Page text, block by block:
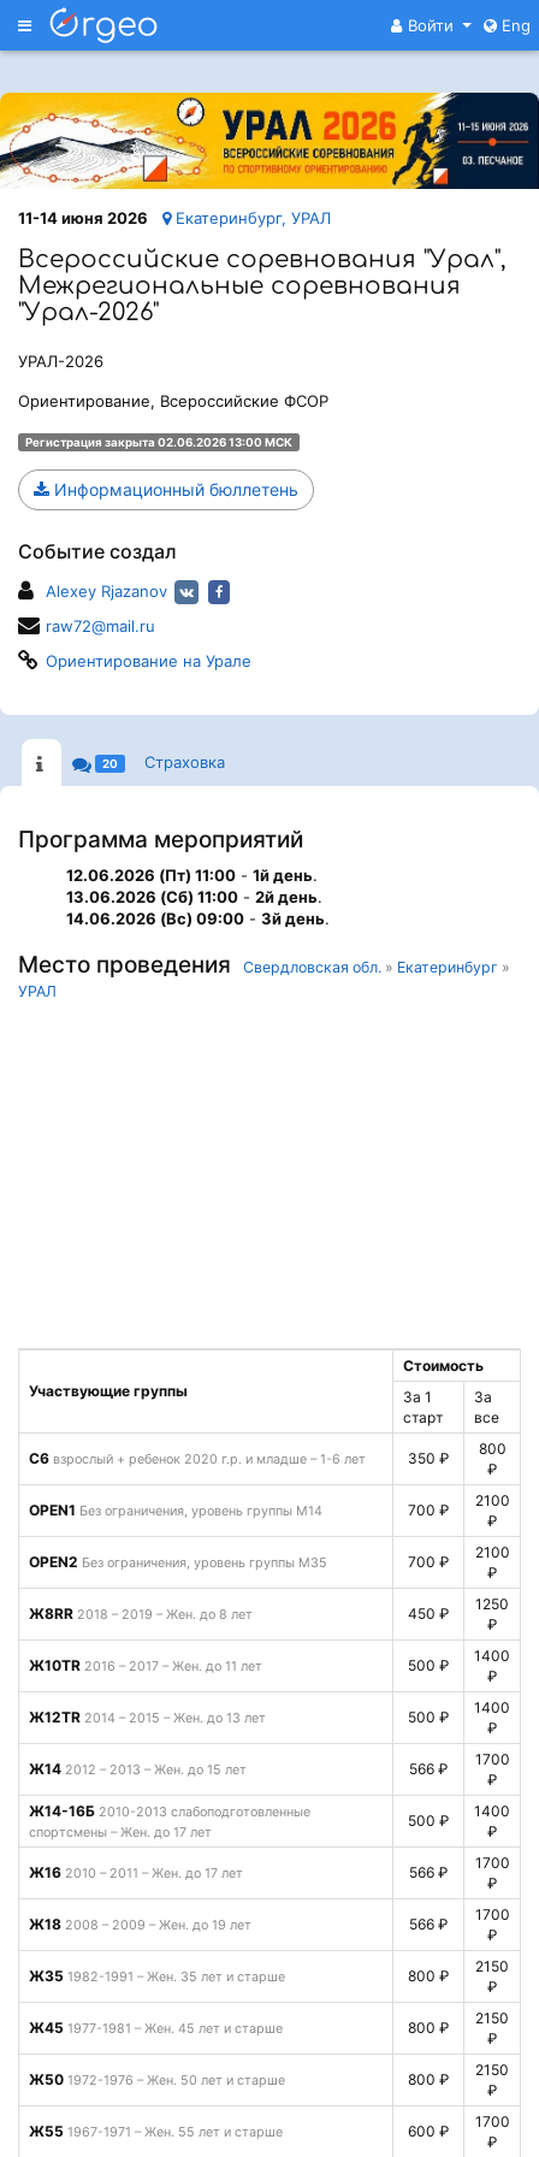
Меню Войти Eng
11-14 июня 2026 Екатеринбург, УРАЛ
Всероссийские соревнования "Урал",
Межрегиональные соревнования
"Урал-2026"
УРАЛ-2026
Ориентирование, Всероссийские ФСОР
Регистрация закрыта 02.06.2026 13:00 МСК
Информационный бюллетень
Событие создал
Alexey Rjazanov
raw72@mail.ru
Ориентирование на Урале
20 Страховка
Программа мероприятий
12.06.2026 (Пт) 11:00 - 1й день.
13.06.2026 (Сб) 11:00 - 2й день.
14.06.2026 (Вс) 09:00 - 3й день.
Место проведения Свердловская обл. » Екатеринбург »
УРАЛ
Участвующие группы
Стоимость
За 1
старт
За
все
C6 взрослый + ребенок 2020 г.р. и младше – 1-6 лет 350 ₽
800
₽
OPEN1 Без ограничения, уровень группы М14 700 ₽
2100
₽
OPEN2 Без ограничения, уровень группы М35 700 ₽
2100
₽
Ж8RR 2018 – 2019 – Жен. до 8 лет 450 ₽
1250
₽
Ж10TR 2016 – 2017 – Жен. до 11 лет 500 ₽
1400
₽
Ж12TR 2014 – 2015 – Жен. до 13 лет 500 ₽
1400
₽
Ж14 2012 – 2013 – Жен. до 15 лет 566 ₽
1700
₽
Ж14-16Б 2010-2013 слабоподготовленные
спортсмены – Жен. до 17 лет
500 ₽
1400
₽
Ж16 2010 – 2011 – Жен. до 17 лет 566 ₽
1700
₽
Ж18 2008 – 2009 – Жен. до 19 лет 566 ₽
1700
₽
Ж35 1982-1991 – Жен. 35 лет и старше 800 ₽
2150
₽
Ж45 1977-1981 – Жен. 45 лет и старше 800 ₽
2150
₽
Ж50 1972-1976 – Жен. 50 лет и старше 800 ₽
2150
₽
Ж55 1967-1971 – Жен. 55 лет и старше 600 ₽
1700
₽